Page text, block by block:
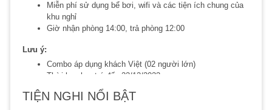
Miễn phí sử dụng bể bơi, wifi và các tiện ích chung của
khu nghỉ
Giờ nhận phòng 14:00, trả phòng 12:00
Lưu ý:
Combo áp dụng khách Việt (02 người lớn)
Thời hạn lưu trú đến 22/12/2023
Có phụ thu cuối tuần, phụ thu mùa cao điểm, Lễ/Tết, Quý
khách vui lòng liên hệ để biết chi tiết
TIỆN NGHI NỔI BẬT